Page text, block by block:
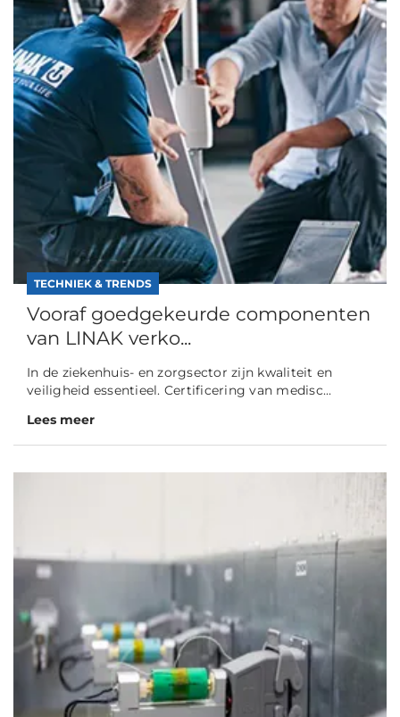
TECHNIEK & TRENDS
Vooraf goedgekeurde componenten
van LINAK verko...
In de ziekenhuis- en zorgsector zijn kwaliteit en
veiligheid essentieel. Certificering van medisc...
Lees meer